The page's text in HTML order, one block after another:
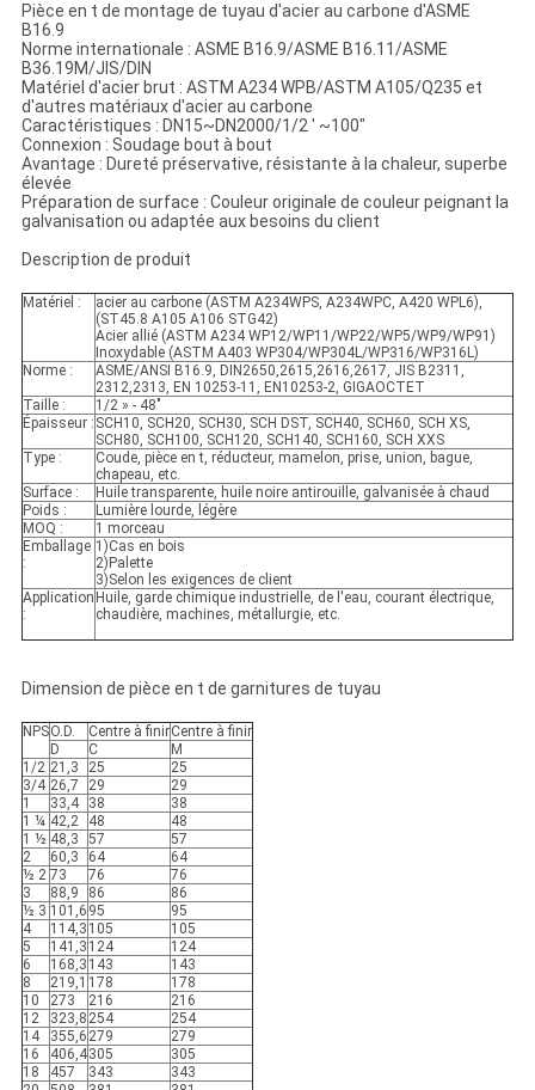
Pièce en t de montage de tuyau d'acier au carbone d'ASME
B16.9
Norme internationale : ASME B16.9/ASME B16.11/ASME
B36.19M/JIS/DIN
Matériel d'acier brut : ASTM A234 WPB/ASTM A105/Q235 et
d'autres matériaux d'acier au carbone
Caractéristiques : DN15~DN2000/1/2 ' ~100"
Connexion : Soudage bout à bout
Avantage : Dureté préservative, résistante à la chaleur, superbe
élevée
Préparation de surface : Couleur originale de couleur peignant la
galvanisation ou adaptée aux besoins du client
Description de produit
Matériel :
acier au carbone (ASTM A234WPS, A234WPC, A420 WPL6),
(ST45.8 A105 A106 STG42)
Acier allié (ASTM A234 WP12/WP11/WP22/WP5/WP9/WP91)
Inoxydable (ASTM A403 WP304/WP304L/WP316/WP316L)
Norme :
ASME/ANSI B16.9, DIN2650,2615,2616,2617, JIS B2311,
2312,2313, EN 10253-11, EN10253-2, GIGAOCTET
Taille :
1/2 » - 48"
Épaisseur : SCH10, SCH20, SCH30, SCH DST, SCH40, SCH60, SCH XS,
SCH80, SCH100, SCH120, SCH140, SCH160, SCH XXS
Type :
Coude, pièce en t, réducteur, mamelon, prise, union, bague,
chapeau, etc.
Surface :
Huile transparente, huile noire antirouille, galvanisée à chaud
Poids :
Lumière lourde, légère
MOQ :
1 morceau
Emballage
:
1)Cas en bois
2)Palette
3)Selon les exigences de client
Application
:
Huile, garde chimique industrielle, de l'eau, courant électrique,
chaudière, machines, métallurgie, etc.
Dimension de pièce en t de garnitures de tuyau
NPSO.D. Centre à finirCentre à finir
D
C
M
1/2 21,3 25
25
3/4 26,7 29
29
1
33,4 38
38
1 ¼ 42,2 48
48
1 ½ 48,3 57
57
2
60,3 64
64
½ 2 73 76
76
3
88,9 86
86
½ 3 101,6 95
95
4
114,3 105
105
5
141,3 124
124
6
168,3 143
143
8
219,1 178
178
10
273 216
216
12
323,8 254
254
14
355,6 279
279
16
406,4305
305
18
457 343
343